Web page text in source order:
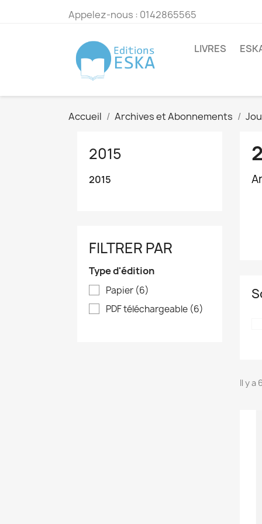
Appelez-nous : 0142865565
LIVRES
Accueil Archives et Abonnements
2015
2015
FILTRER PAR
Type d'édition
Papier (6)
PDF téléchargeable (6)
Il y a